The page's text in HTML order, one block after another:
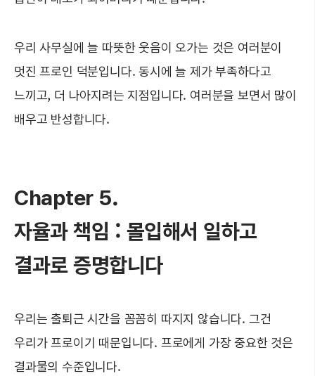
우리 사무실에 늘 따뜻한 웃음이 오가는 것은 여러분이
멋진 프로인 덕분입니다. 동시에 늘 제가 부족하다고
느끼고, 더 나아지려는 지점입니다. 여러분을 보면서 많이
배우고 반성합니다.
Chapter 5.
자율과 책임 : 몰입해서 일하고
결과로 증명합니다
우리는 출퇴근 시간을 꼼꼼히 따지지 않습니다. 그건
우리가 프로이기 때문입니다. 프로에게 가장 중요한 것은
결과물의 수준입니다.